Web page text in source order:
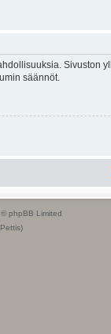
Sivuston
säännöt.
phpBB Limited